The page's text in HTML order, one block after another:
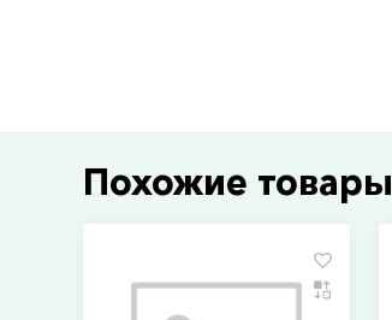
Похожие товары